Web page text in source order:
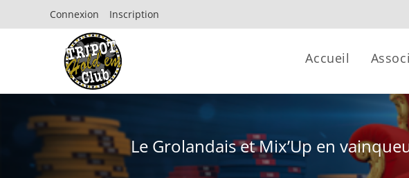
Connexion Inscription
Accueil
Le Grolandais et Mix’Up en